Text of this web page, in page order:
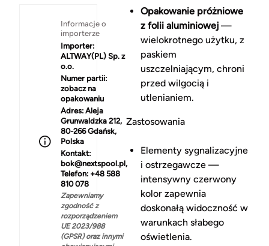
Informacje o
importerze
Importer:
ALTWAY(PL) Sp. z
o.o.
Numer partii:
zobacz na
opakowaniu
Adres: Aleja
Grunwaldzka 212,
80-266 Gdańsk,
Polska
Kontakt:
bok@nextspool.pl,
Telefon: +48 588
810 078
Zapewniamy
zgodność z
rozporządzeniem
UE 2023/988
(GPSR) oraz innymi
Opakowanie próżniowe
z folii aluminiowej—
wielokrotnego użytku, z
paskiem
uszczelniającym, chroni
przed wilgocią i
utlenianiem.
Zastosowania
Elementy sygnalizacyjne
i ostrzegawcze —
intensywny czerwony
kolor zapewnia
doskonałą widoczność w
warunkach słabego
oświetlenia.